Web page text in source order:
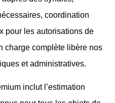
coordination
pour les autorisations de
charge complète libère nos
et administratives.
inclut l’estimation